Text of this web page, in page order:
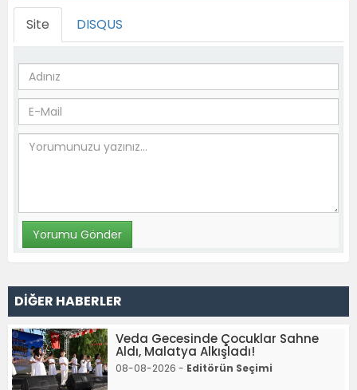
Site DISQUS
DİĞER HABERLER
Veda Gecesinde Çocuklar Sahne
Aldı, Malatya Alkışladı!
08-08-2026 - Editörün Seçimi